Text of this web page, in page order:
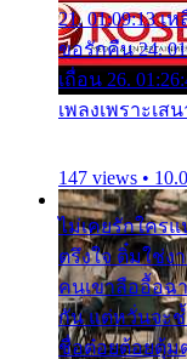
21. 01:09:13 เ
ขอรักคืน 24.
เถื่อน 26.
เพลงเพราะเส
147 views •
ไม่เคยรักใคร
ตรึงใจ ติ๋มใช่ง
คนเขาลืออื้อฉ
กัน แต่หวั่นจะ
ชื่อต๋อยต้อยตุ้ม